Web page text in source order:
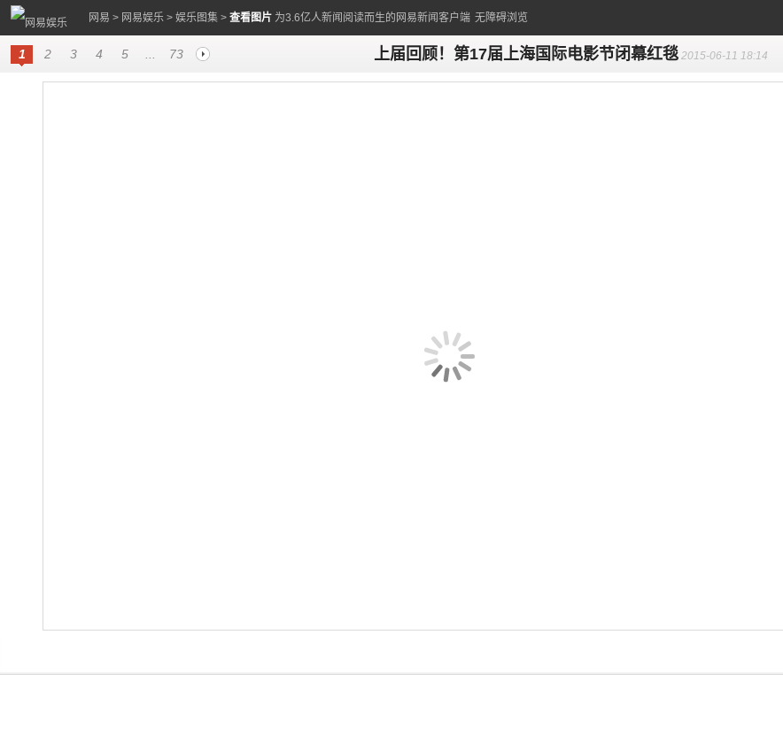
网易 > 网易娱乐 > 娱乐图集 > 查看图片 为3.6亿人新闻阅读而生的网易新闻客户端 无障碍浏览
1 2 3 4 5 73 上届回顾！第17届上海国际电影节闭幕红毯 2015-06-11 18:14